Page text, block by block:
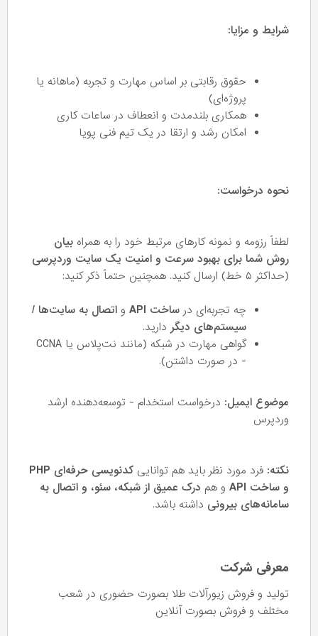
شرایط و مزایا:
حقوق رقابتی بر اساس مهارت و تجربه (ماهانه یا
پروژه‌ای)
همکاری بلندمدت و انعطاف در ساعات کاری
امکان رشد و ارتقا در یک تیم فنی پویا
نحوه درخواست:
لطفاً رزومه و نمونه کارهای مرتبط خود را به همراه بیان
روش شما برای بهبود سرعت و امنیت یک سایت وردپرسی
(حداکثر ۵ خط) ارسال کنید. همچنین حتماً ذکر کنید:
چه تجربه‌ای در ساخت API و اتصال به سایت‌ها /
سیستم‌های دیگر دارید.
گواهی مهارت در شبکه (مانند نت‌پلاس یا CCNA
- در صورت داشتن).
موضوع ایمیل: درخواست استخدام - توسعه‌دهنده ارشد
وردپرس
نکته: فرد مورد نظر باید هم توانایی
کدنویسی حرفه‌ای PHP
و ساخت API
و هم درک عمیق از شبکه، سئو، و اتصال به
سامانه‌های بیرونی داشته باشد.
معرفی شرکت
تولید و فروش زیورآلات طلا بصورت حضوری در شعب
مختلف و فروش بصورت آنلاین